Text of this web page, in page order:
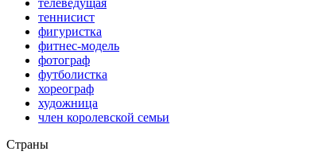
теннисист
фигуристка
фитнес-модель
фотограф
футболистка
хореограф
художница
член королевской семьи
Страны